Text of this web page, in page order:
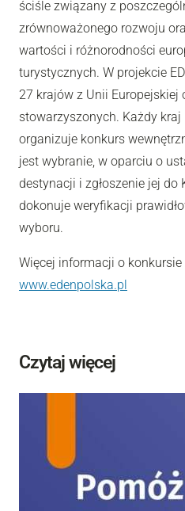
ściśle związany z
zrównoważonego rozwoju
wartości i różnorodności
turystycznych. W projekcie
27 krajów z Unii Europejskiej
stowarzyszonych. Każdy
organizuje konkurs
jest wybranie, w oparciu o
destynacji i zgłoszenie jej do
dokonuje weryfikacji
wyboru.
Więcej informacji o konkursie
www.edenpolska.pl
Czytaj więcej